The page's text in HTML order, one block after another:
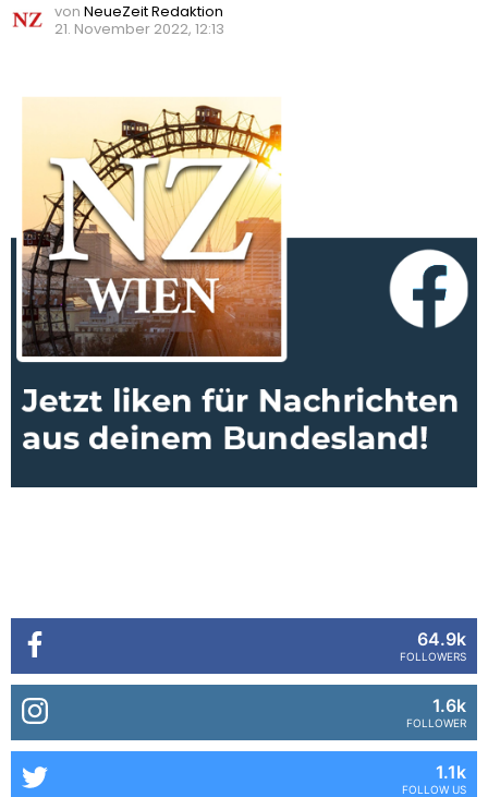
von NeueZeit Redaktion
21. November 2022, 12:13
64.9k
FOLLOWERS
1.6k
FOLLOWER
1.1k
FOLLOW US